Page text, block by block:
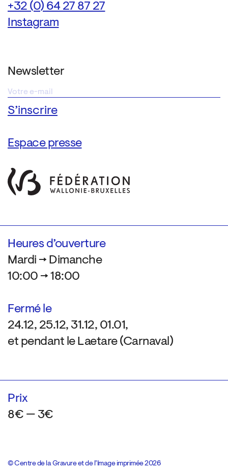
+32 (0) 64 27 87 27
Instagram
Newsletter
Espace presse
Heures d’ouverture
Mardi → Dimanche
10:00 → 18:00
Fermé le
24.12, 25.12, 31.12, 01.01,
et pendant le Laetare (Carnaval)
Prix
8€ — 3€
© Centre de la Gravure et de l’Image imprimée 2026